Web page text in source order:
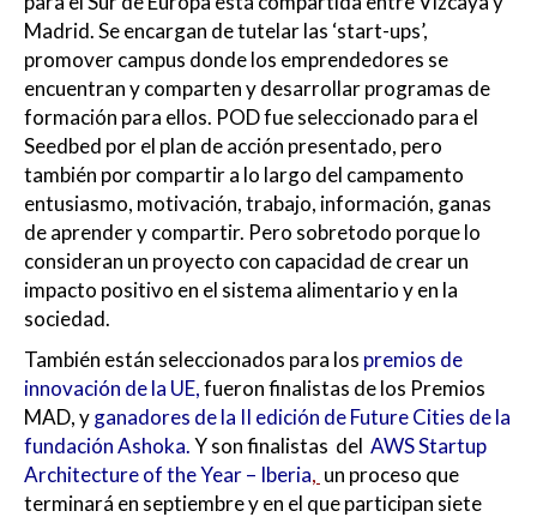
Madrid. Se encargan de tutelar las ‘start-ups’,
promover campus donde los emprendedores se
encuentran y comparten y desarrollar programas de
formación para ellos. POD fue seleccionado para el
Seedbed por el plan de acción presentado, pero
también por compartir a lo largo del campamento
entusiasmo, motivación, trabajo, información, ganas
de aprender y compartir. Pero sobretodo porque lo
consideran un proyecto con capacidad de crear un
impacto positivo en el sistema alimentario y en la
sociedad.
También están seleccionados para los premios de
innovación de la UE,fueron finalistas de los Premios
MAD, yganadores de la II edición de Future Cities de la
fundación Ashoka.Y son finalistas del AWS Startup
Architecture of the Year – Iberia, un proceso que
terminará en septiembre y en el que participan siete